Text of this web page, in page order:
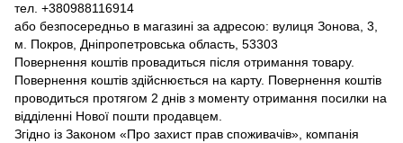
тел. +380988116914
або безпосередньо в магазині за адресою: вулиця Зонова, 3,
м. Покров, Дніпропетровська область, 53303
Повернення коштів провадиться після отримання товару.
Повернення коштів здійснюється на карту. Повернення коштів
проводиться протягом 2 днів з моменту отримання посилки на
відділенні Нової пошти продавцем.
Згідно із Законом «Про захист прав споживачів», компанія